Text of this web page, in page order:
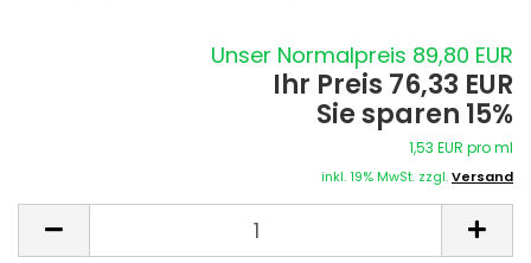
Unser Normalpreis 89,80 EUR
Ihr Preis 76,33 EUR
Sie sparen 15%
1,53 EUR pro ml
inkl. 19% MwSt. zzgl.Versand